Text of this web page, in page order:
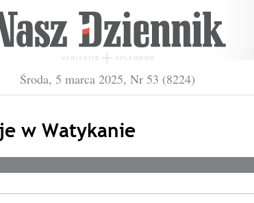
Środa, 5 marca 2025, Nr 53 (8224)
w Watykanie